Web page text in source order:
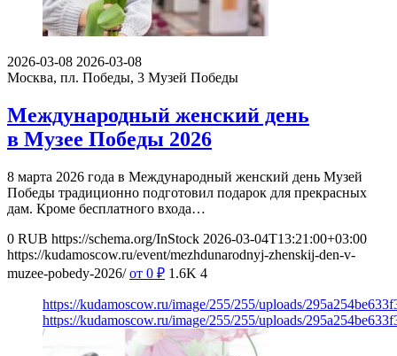
2026-03-08 2026-03-08
Москва, пл. Победы, 3 Музей Победы
Международный женский день
в Музее Победы 2026
8 марта 2026 года в Международный женский день Музей
Победы традиционно подготовил подарок для прекрасных
дам. Кроме бесплатного входа…
0 RUB https://schema.org/InStock 2026-03-04T13:21:00+03:00
https://kudamoscow.ru/event/mezhdunarodnyj-zhenskij-den-v-
muzee-pobedy-2026/ от 0 ₽ 1.6K 4
https://kudamoscow.ru/image/255/255/uploads/
https://kudamoscow.ru/image/255/255/uploads/